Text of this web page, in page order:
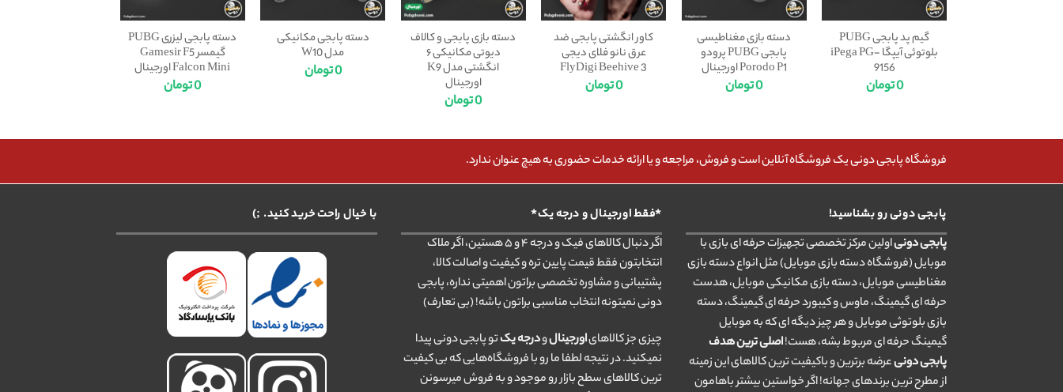
گیم پد پابجی PUBG
بلوتوثی آیپگا iPega PG-
9156
0تومان
دسته بازی مغناطیسی
پابجی PUBG پرودو
Porodo P1 اورجینال
0تومان
کاور انگشتی پابجی ضد
عرق نانو فلای دیجی
FlyDigi Beehive 3
0تومان
دسته بازی پابجی و کالاف
دیوتی مکانیکی ۶
انگشتی مدل K9
اورجینال
0تومان
دسته پابجی مکانیکی
مدل W10
0تومان
دسته پابجی لیزری PUBG
گیمسر Gamesir F5
Falcon Mini اورجینال
0تومان
فروشگاه پابجی دونی یک فروشگاه آنلاین است و فروش، مراجعه و یا ارائه خدمات حضوری به هیچ عنوان ندارد.
پابجی دونی رو بشناسید!
پابجی دونیاولین مرکز تخصصی تجهیزات حرفه ای بازی با
موبایل (فروشگاه دسته بازی موبایل) مثل انواع دسته بازی
مغناطیسی موبایل، دسته بازی مکانیکی موبایل، هدست
حرفه ای گیمینگ، ماوس و کیبورد حرفه ای گیمینگ، دسته
بازی بلوتوثی موبایل و هر چیز دیگه ای که به موبایل
گیمینگ حرفه ای مربوط بشه، هست!اصلی ترین هدف
پابجی دونیعرضه برترین و باکیفیت ترین کالاهای این زمینه
از مطرح ترین برندهای جهانه! اگر خواستین بیشتر باهامون
*فقط اورجینال و درجه یک*
اگر دنبال کالاهای فیک و درجه ۴ و ۵ هستین، اگر ملاک
انتخابتون فقط قیمت پایین تره و کیفیت و اصالت کالا،
پشتیبانی و مشاوره تخصصی براتون اهمیتی نداره، پابجی
دونی نمیتونه انتخاب مناسبی براتون باشه! (بی تعارف)
چیزی جز کالاهایاورجینالودرجه یکتو پابجی دونی پیدا
نمیکنید. در نتیجه لطفا ما رو با فروشگاه‌هایی که بی کیفیت
ترین کالاهای سطح بازار رو موجود و به فروش میرسونن
با خیال راحت خرید کنید. ;)